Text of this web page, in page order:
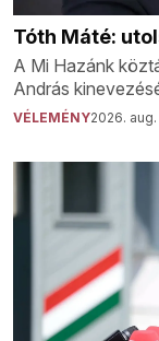
Tóth Máté:
A Mi Hazánk
András
VÉLEMÉNY2026. aug.